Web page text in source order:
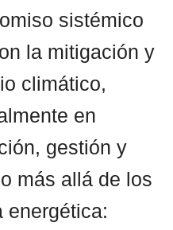
sistémico
la mitigación y
climático,
en
gestión y
más allá de los
energética: